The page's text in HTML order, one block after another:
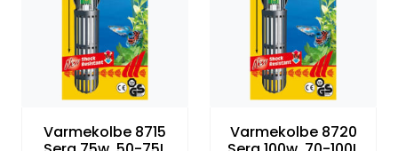
Varmekolbe 8715
Varmekolbe 8720